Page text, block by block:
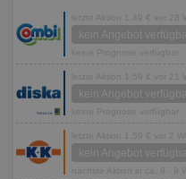
letzte Aktion 1,49 € vor 28
kein Angebot
keine Prognose verfügbar
letzte Aktion 1,59 € vor 21
kein Angebot
keine Prognose verfügbar
letzte Aktion 1,59 € vor 2
kein Angebot
nächste Aktion in ca. 8 - 9